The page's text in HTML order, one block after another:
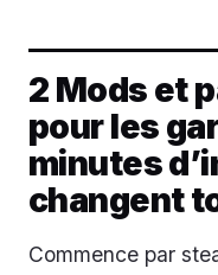
2 Mods et
pour les
minutes
changent
Commence par